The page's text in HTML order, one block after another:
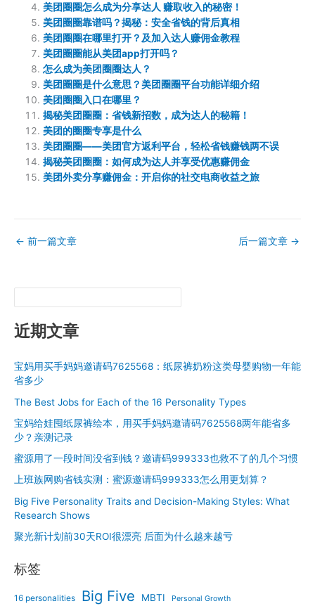
美团圈圈怎么成为分享达人 赚取收入的秘密！
美团圈圈靠谱吗？揭秘：安全省钱的背后真相
美团圈圈在哪里打开？及加入达人赚佣金教程
美团圈圈能从美团app打开吗？
怎么成为美团圈圈达人？
美团圈圈是什么意思？美团圈圈平台功能详细介绍
美团圈圈入口在哪里？
揭秘美团圈圈：省钱新招数，成为达人的秘籍！
美团的圈圈专享是什么
美团圈圈——美团官方返利平台，轻松省钱赚钱两不误
揭秘美团圈圈：如何成为达人并享受优惠赚佣金
美团外卖分享赚佣金：开启你的社交电商收益之旅
← 前一篇文章 后一篇文章 →
近期文章
宝妈用买手妈妈邀请码7625568：纸尿裤奶粉这类母婴购物一年能
省多少
The Best Jobs for Each of the 16 Personality Types
宝妈给娃囤纸尿裤绘本，用买手妈妈邀请码7625568两年能省多
少？亲测记录
蜜源用了一段时间没省到钱？邀请码999333也救不了的几个习惯
上班族网购省钱实测：蜜源邀请码999333怎么用更划算？
Big Five Personality Traits and Decision-Making Styles: What
Research Shows
聚光新计划前30天ROI很漂亮 后面为什么越来越亏
标签
16 personalities Big Five MBTI Personal Growth